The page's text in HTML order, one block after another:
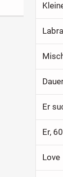
Er
Er,
Love